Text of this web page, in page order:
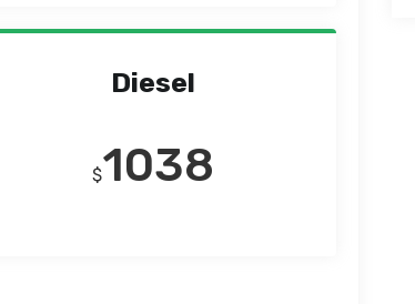
Diesel
$1038